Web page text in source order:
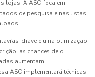
lojas. A ASO foca em
de pesquisa e nas listas
chave e uma otimização
as chances de o
aumentam
ASO implementará técnicas